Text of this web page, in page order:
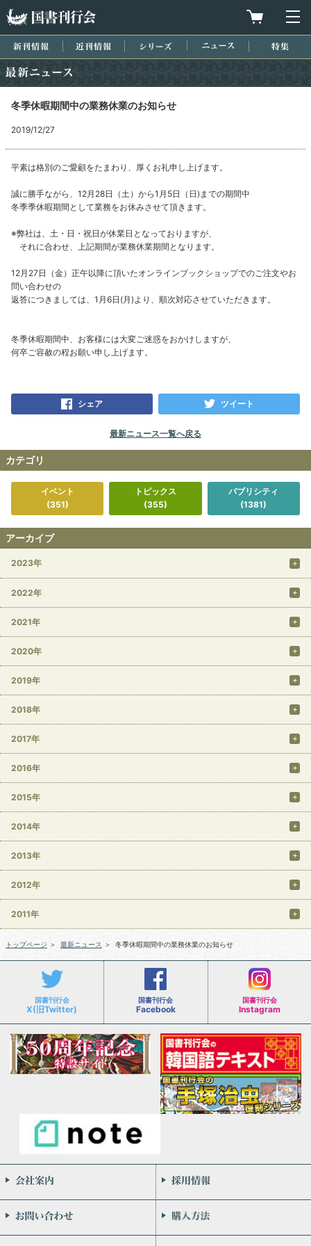
買物カゴを
新刊情報 近刊情報 シリーズ ニュース
冬季休暇期間中の業務休業のお知らせ
2019/12/27
平素は格別のご愛顧をたまわり、厚くお礼申し上げます。
誠に勝手ながら、12月28日（土）から1月5日（日)までの期間中
冬季季休暇期間として業務をお休みさせて頂きます。
※弊社は、土・日・祝日が休業日となっておりますが、
それに合わせ、上記期間が業務休業期間となります。
12月27日（金）正午以降に頂いたオンラインブックショップでのご注文やお
問い合わせの
返答につきましては、1月6日(月)より、順次対応させていただきます。
冬季休暇期間中、お客様には大変ご迷惑をおかけしますが、
何卒ご容赦の程お願い申し上げます。
シェア ツイート
最新ニュース一覧へ戻る
カテゴリ
イベント
(351)
トピックス
(355)
パブリシティ
(1381)
アーカイブ
2023年
2022年
2021年
2020年
2019年
2018年
2017年
2016年
2015年
2014年
2013年
2012年
2011年
トップページ ＞ 最新ニュース ＞ 冬季休暇期間中の業務休業のお知らせ
国書刊行会
X(旧Twitter)
国書刊行会
Facebook
国書刊行会
Instagram
会社案内
お問い合わせ
個人情報保護方針